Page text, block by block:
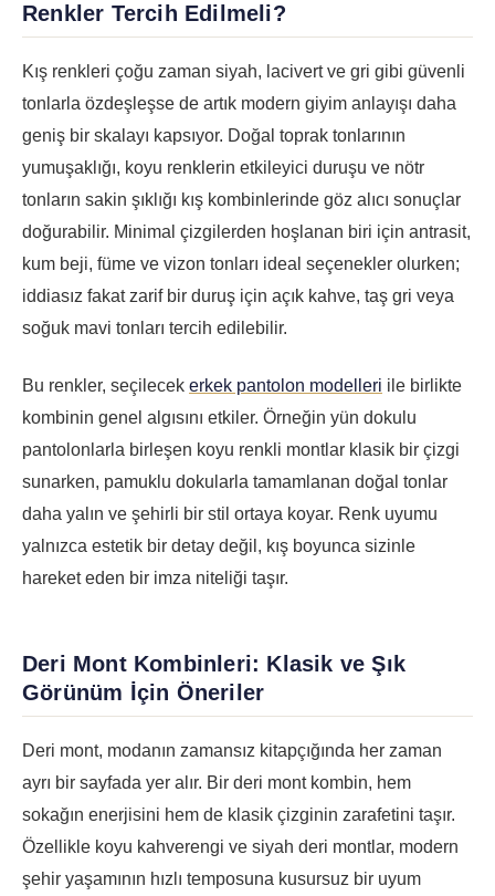
Renkler Tercih Edilmeli?
Kış renkleri çoğu zaman siyah, lacivert ve gri gibi güvenli
tonlarla özdeşleşse de artık modern giyim anlayışı daha
geniş bir skalayı kapsıyor. Doğal toprak tonlarının
yumuşaklığı, koyu renklerin etkileyici duruşu ve nötr
tonların sakin şıklığı kış kombinlerinde göz alıcı sonuçlar
doğurabilir. Minimal çizgilerden hoşlanan biri için antrasit,
kum beji, füme ve vizon tonları ideal seçenekler olurken;
iddiasız fakat zarif bir duruş için açık kahve, taş gri veya
soğuk mavi tonları tercih edilebilir.
Bu renkler, seçilecek erkek pantolon modelleri ile birlikte
kombinin genel algısını etkiler. Örneğin yün dokulu
pantolonlarla birleşen koyu renkli montlar klasik bir çizgi
sunarken, pamuklu dokularla tamamlanan doğal tonlar
daha yalın ve şehirli bir stil ortaya koyar. Renk uyumu
yalnızca estetik bir detay değil, kış boyunca sizinle
hareket eden bir imza niteliği taşır.
Deri Mont Kombinleri: Klasik ve Şık
Görünüm İçin Öneriler
Deri mont, modanın zamansız kitapçığında her zaman
ayrı bir sayfada yer alır. Bir deri mont kombin, hem
sokağın enerjisini hem de klasik çizginin zarafetini taşır.
Özellikle koyu kahverengi ve siyah deri montlar, modern
şehir yaşamının hızlı temposuna kusursuz bir uyum